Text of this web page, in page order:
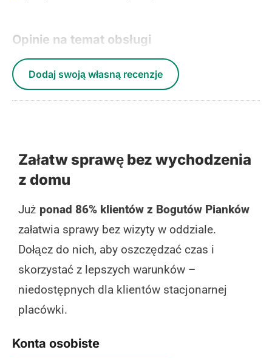
Opinie na temat obsługi
Dodaj swoją własną recenzje
Załatw sprawę bez wychodzenia
z domu
Już ponad 86% klientów z Bogutów Pianków
załatwia sprawy bez wizyty w oddziale.
Dołącz do nich, aby oszczędzać czas i
skorzystać z lepszych warunków –
niedostępnych dla klientów stacjonarnej
placówki.
Konta osobiste